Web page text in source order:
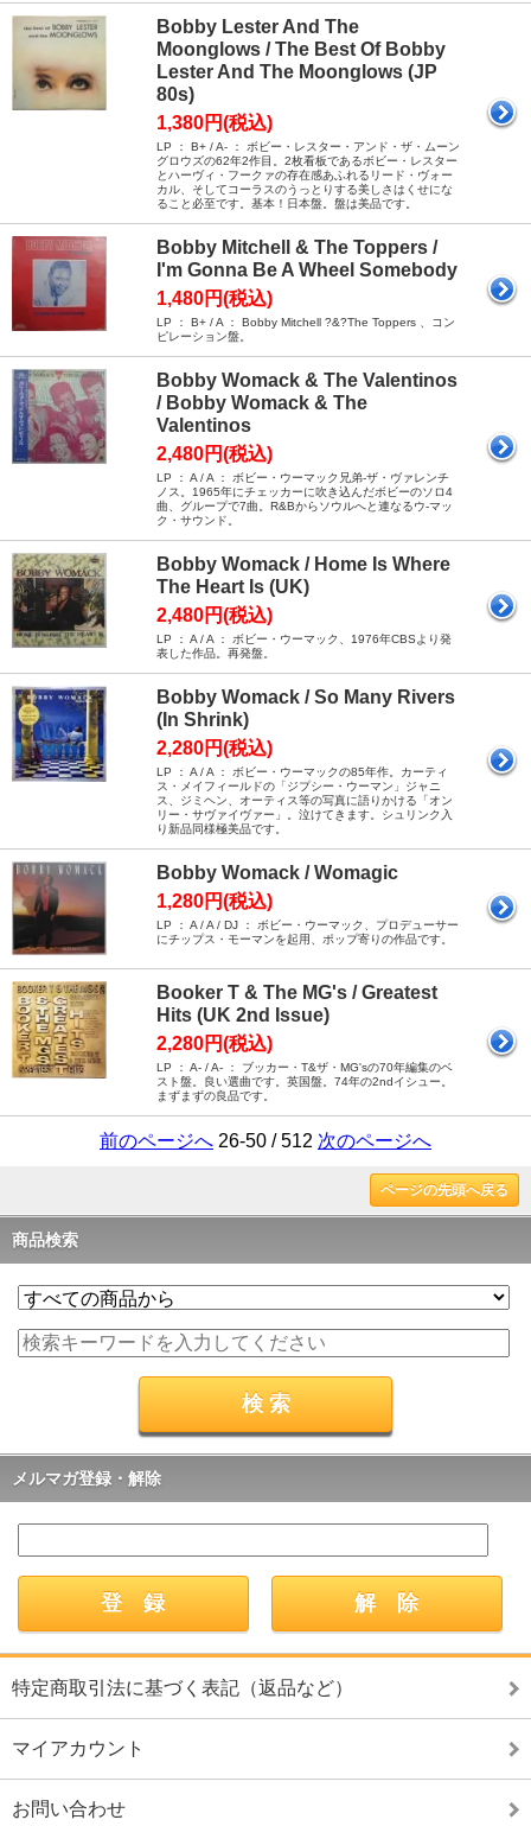
Bobby Lester And The
Moonglows / The Best Of Bobby
Lester And The Moonglows (JP
80s)
1,380円(税込)
LP ： B+ / A- ： ボビー・レスター・アンド・ザ・ムーン
グロウズの62年2作目。2枚看板であるボビー・レスター
とハーヴィ・フークァの存在感あふれるリード・ヴォー
カル、そしてコーラスのうっとりする美しさはくせにな
ること必至です。基本！日本盤。盤は美品です。
Bobby Mitchell & The Toppers /
I'm Gonna Be A Wheel Somebody
1,480円(税込)
LP ： B+ / A ： Bobby Mitchell ?&?The Toppers 、コン
ピレーション盤。
Bobby Womack & The Valentinos
/ Bobby Womack & The
Valentinos
2,480円(税込)
LP ： A / A ： ボビー・ウーマック兄弟-ザ・ヴァレンチ
ノス。1965年にチェッカーに吹き込んだボビーのソロ4
曲、グループで7曲。R&Bからソウルへと連なるウ-マッ
ク・サウンド。
Bobby Womack / Home Is Where
The Heart Is (UK)
2,480円(税込)
LP ： A / A ： ボビー・ウーマック、1976年CBSより発
表した作品。再発盤。
Bobby Womack / So Many Rivers
(In Shrink)
2,280円(税込)
LP ： A / A ： ボビー・ウーマックの85年作。カーティ
ス・メイフィールドの「ジプシー・ウーマン」ジャニ
ス、ジミヘン、オーティス等の写真に語りかける「オン
リー・サヴァイヴァー」。泣けてきます。シュリンク入
り新品同様極美品です。
Bobby Womack / Womagic
1,280円(税込)
LP ： A / A / DJ ： ボビー・ウーマック、プロデューサー
にチップス・モーマンを起用、ポップ寄りの作品です。
Booker T & The MG's / Greatest
Hits (UK 2nd Issue)
2,280円(税込)
LP ： A- / A- ： ブッカー・T&ザ・MG'sの70年編集のベ
スト盤。良い選曲です。英国盤。74年の2ndイシュー。
まずまずの良品です。
前のページへ 26-50 / 512 次のページへ
ページの先頭へ戻る
商品検索
メルマガ登録・解除
特定商取引法に基づく表記（返品など）
マイアカウント
お問い合わせ